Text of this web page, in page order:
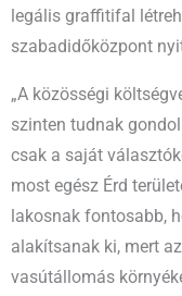
legális graffitifal
szabadidőközpont
„A közösségi
szinten tudnak
csak a saját
most egész Érd
lakosnak fontosabb,
alakítsanak ki, mert
vasútállomás